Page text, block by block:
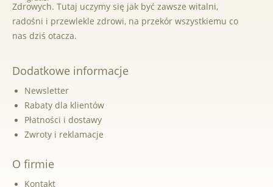
Zdrowych. Tutaj uczymy się jak być zawsze witalni,
radośni i przewlekle zdrowi, na przekór wszystkiemu co
nas dziś otacza.
Dodatkowe informacje
Newsletter
Rabaty dla klientów
Płatności i dostawy
Zwroty i reklamacje
O firmie
Kontakt